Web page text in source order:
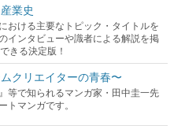
業史
おける主要なトピック・タイトルを
インタビューや識者による解説を掲
きる決定版！
クリエイターの青春〜
等で知られるマンガ家・田中圭一先
トマンガです。